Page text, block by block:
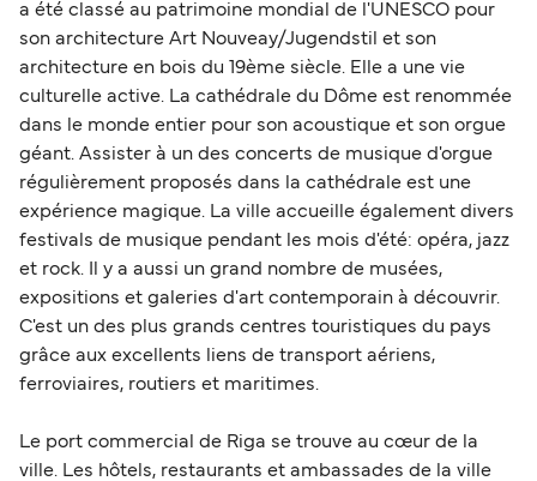
a été classé au patrimoine mondial de l'UNESCO pour
son architecture Art Nouveay/Jugendstil et son
architecture en bois du 19ème siècle. Elle a une vie
culturelle active. La cathédrale du Dôme est renommée
dans le monde entier pour son acoustique et son orgue
géant. Assister à un des concerts de musique d'orgue
régulièrement proposés dans la cathédrale est une
expérience magique. La ville accueille également divers
festivals de musique pendant les mois d'été: opéra, jazz
et rock. Il y a aussi un grand nombre de musées,
expositions et galeries d'art contemporain à découvrir.
C'est un des plus grands centres touristiques du pays
grâce aux excellents liens de transport aériens,
ferroviaires, routiers et maritimes.
Le port commercial de Riga se trouve au cœur de la
ville. Les hôtels, restaurants et ambassades de la ville